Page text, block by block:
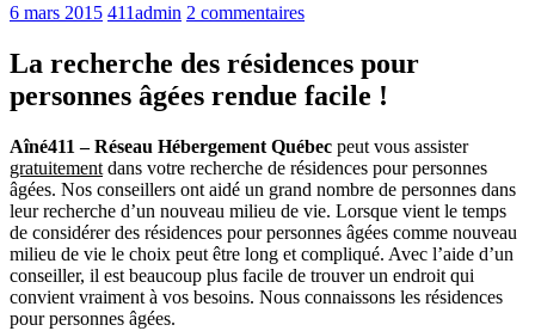
6 mars 2015 411admin 2 commentaires
La recherche des résidences pour
personnes âgées rendue facile !
Aîné411 – Réseau Hébergement Québec peut vous assister
gratuitement dans votre recherche de résidences pour personnes
âgées. Nos conseillers ont aidé un grand nombre de personnes dans
leur recherche d’un nouveau milieu de vie. Lorsque vient le temps
de considérer des résidences pour personnes âgées comme nouveau
milieu de vie le choix peut être long et compliqué. Avec l’aide d’un
conseiller, il est beaucoup plus facile de trouver un endroit qui
convient vraiment à vos besoins. Nous connaissons les résidences
pour personnes âgées.